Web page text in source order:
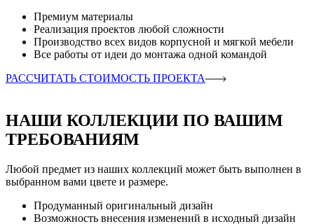
Премиум материалы
Реализация проектов любой сложности
Производство всех видов корпусной и мягкой мебели
Все работы от идеи до монтажа одной командой
РАССЧИТАТЬ СТОИМОСТЬ ПРОЕКТА
НАШИ КОЛЛЕКЦИИ ПО ВАШИМ
ТРЕБОВАНИЯМ
Любой предмет из наших коллекций может быть выполнен в
выбранном вами цвете и размере.
Продуманный оригинальный дизайн
Возможность внесения изменений в исходный дизайн